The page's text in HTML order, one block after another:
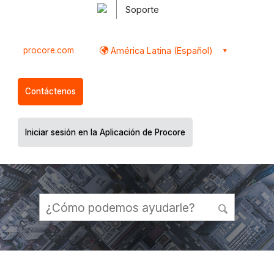
Soporte
procore.com América Latina (Español)
Contáctenos
Iniciar sesión en la Aplicación de Procore